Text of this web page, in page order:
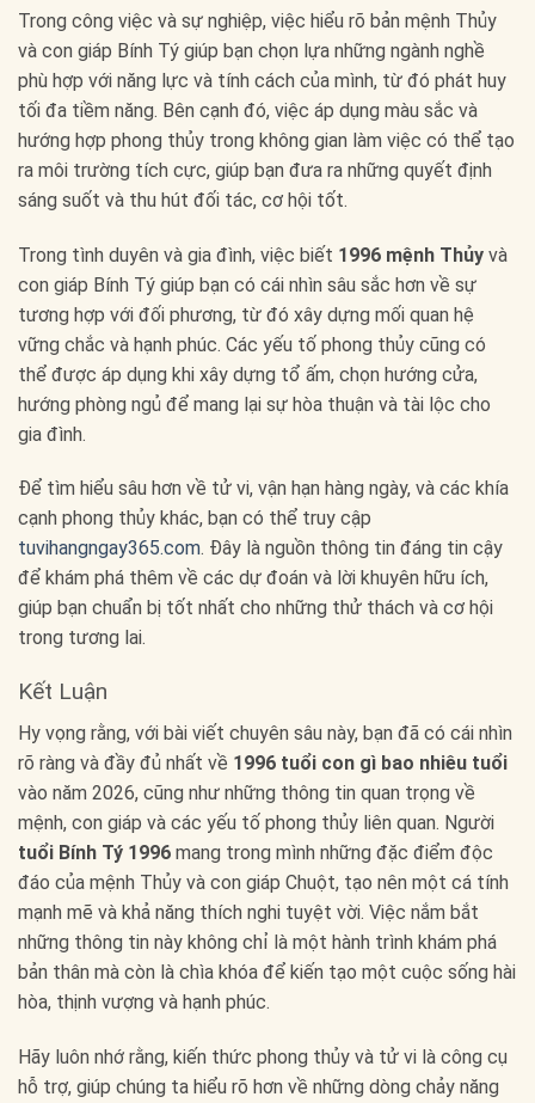
Trong công việc và sự nghiệp, việc hiểu rõ bản mệnh Thủy
và con giáp Bính Tý giúp bạn chọn lựa những ngành nghề
phù hợp với năng lực và tính cách của mình, từ đó phát huy
tối đa tiềm năng. Bên cạnh đó, việc áp dụng màu sắc và
hướng hợp phong thủy trong không gian làm việc có thể tạo
ra môi trường tích cực, giúp bạn đưa ra những quyết định
sáng suốt và thu hút đối tác, cơ hội tốt.
Trong tình duyên và gia đình, việc biết 1996 mệnh Thủy và
con giáp Bính Tý giúp bạn có cái nhìn sâu sắc hơn về sự
tương hợp với đối phương, từ đó xây dựng mối quan hệ
vững chắc và hạnh phúc. Các yếu tố phong thủy cũng có
thể được áp dụng khi xây dựng tổ ấm, chọn hướng cửa,
hướng phòng ngủ để mang lại sự hòa thuận và tài lộc cho
gia đình.
Để tìm hiểu sâu hơn về tử vi, vận hạn hàng ngày, và các khía
cạnh phong thủy khác, bạn có thể truy cập
tuvihangngay365.com. Đây là nguồn thông tin đáng tin cậy
để khám phá thêm về các dự đoán và lời khuyên hữu ích,
giúp bạn chuẩn bị tốt nhất cho những thử thách và cơ hội
trong tương lai.
Kết Luận
Hy vọng rằng, với bài viết chuyên sâu này, bạn đã có cái nhìn
rõ ràng và đầy đủ nhất về 1996 tuổi con gì bao nhiêu tuổi
vào năm 2026, cũng như những thông tin quan trọng về
mệnh, con giáp và các yếu tố phong thủy liên quan. Người
tuổi Bính Tý 1996 mang trong mình những đặc điểm độc
đáo của mệnh Thủy và con giáp Chuột, tạo nên một cá tính
mạnh mẽ và khả năng thích nghi tuyệt vời. Việc nắm bắt
những thông tin này không chỉ là một hành trình khám phá
bản thân mà còn là chìa khóa để kiến tạo một cuộc sống hài
hòa, thịnh vượng và hạnh phúc.
Hãy luôn nhớ rằng, kiến thức phong thủy và tử vi là công cụ
hỗ trợ, giúp chúng ta hiểu rõ hơn về những dòng chảy năng